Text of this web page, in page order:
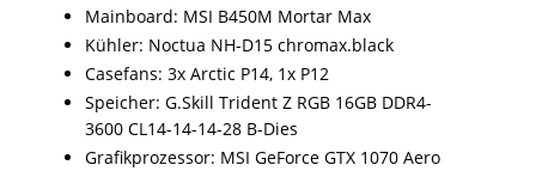
Mainboard: MSI B450M Mortar Max
Kühler: Noctua NH-D15 chromax.black
Casefans: 3x Arctic P14, 1x P12
Speicher: G.Skill Trident Z RGB 16GB DDR4-
3600 CL14-14-14-28 B-Dies
Grafikprozessor: MSI GeForce GTX 1070 Aero